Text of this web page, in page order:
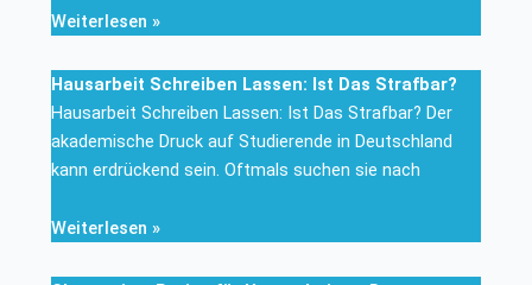
Weiterlesen »
Hausarbeit Schreiben Lassen: Ist Das Strafbar?
Hausarbeit Schreiben Lassen: Ist Das Strafbar? Der
akademische Druck auf Studierende in Deutschland
kann erdrückend sein. Oftmals suchen sie nach
Weiterlesen »